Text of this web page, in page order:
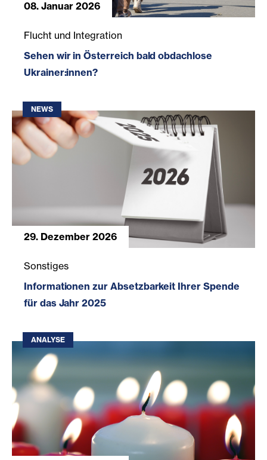
08. Januar 2026
Flucht und Integration
Sehen wir in Österreich bald obdachlose
Ukrainer:innen?
NEWS
29. Dezember 2026
Sonstiges
Informationen zur Absetzbarkeit Ihrer Spende
für das Jahr 2025
ANALYSE